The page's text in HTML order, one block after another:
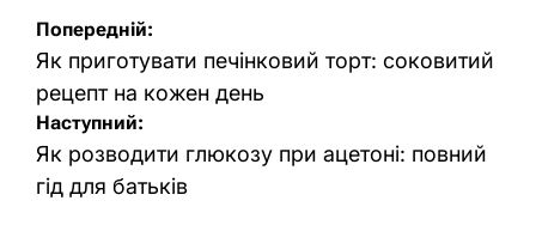
Навігація
записів
Попередній:
Як приготувати печінковий торт: соковитий
рецепт на кожен день
Наступний:
Як розводити глюкозу при ацетоні: повний
гід для батьків